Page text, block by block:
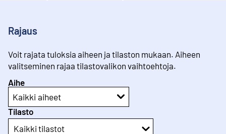
Rajaus
Voit rajata tuloksia aiheen ja tilaston mukaan. Aiheen
valitseminen rajaa tilastovalikon vaihtoehtoja.
Aihe
Kaikki aiheet
Tilasto
Kaikki tilastot